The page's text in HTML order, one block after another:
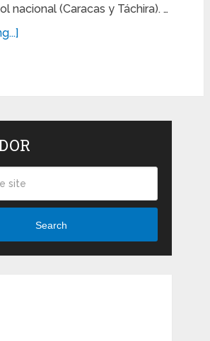
nacional (Caracas y Táchira). …
Search